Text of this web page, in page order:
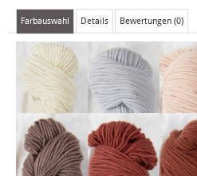
Farbauswahl Details Bewertungen (0)